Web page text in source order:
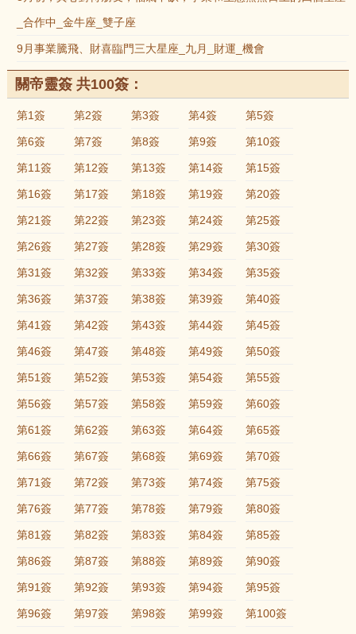
_合作中_金牛座_雙子座
9月事業騰飛、財喜臨門三大星座_九月_財運_機會
關帝靈簽 共100簽：
第1簽 第2簽 第3簽 第4簽 第5簽
第6簽 第7簽 第8簽 第9簽 第10簽
第11簽 第12簽 第13簽 第14簽 第15簽
第16簽 第17簽 第18簽 第19簽 第20簽
第21簽 第22簽 第23簽 第24簽 第25簽
第26簽 第27簽 第28簽 第29簽 第30簽
第31簽 第32簽 第33簽 第34簽 第35簽
第36簽 第37簽 第38簽 第39簽 第40簽
第41簽 第42簽 第43簽 第44簽 第45簽
第46簽 第47簽 第48簽 第49簽 第50簽
第51簽 第52簽 第53簽 第54簽 第55簽
第56簽 第57簽 第58簽 第59簽 第60簽
第61簽 第62簽 第63簽 第64簽 第65簽
第66簽 第67簽 第68簽 第69簽 第70簽
第71簽 第72簽 第73簽 第74簽 第75簽
第76簽 第77簽 第78簽 第79簽 第80簽
第81簽 第82簽 第83簽 第84簽 第85簽
第86簽 第87簽 第88簽 第89簽 第90簽
第91簽 第92簽 第93簽 第94簽 第95簽
第96簽 第97簽 第98簽 第99簽 第100簽